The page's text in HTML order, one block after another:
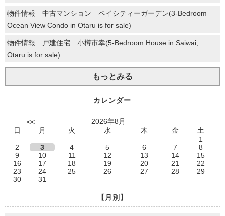
物件情報 中古マンション ベイシティーガーデン(3-Bedroom
Ocean View Condo in Otaru is for sale)
物件情報 戸建住宅 小樽市幸(5-Bedroom House in Saiwai,
Otaru is for sale)
もっとみる
カレンダー
<<
2026年8月
日
月 火 水 木 金
土
1
2
3 4 5 6 7
8
9
10 11 12 13 14
15
16
17 18 19 20 21
22
23
24 25 26 27 28
29
30
31
【月別】